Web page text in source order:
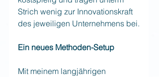
Strich wenig zur Innovationskraft
des jeweiligen Unternehmens bei.
Ein neues Methoden-Setup
Mit meinem langjährigen